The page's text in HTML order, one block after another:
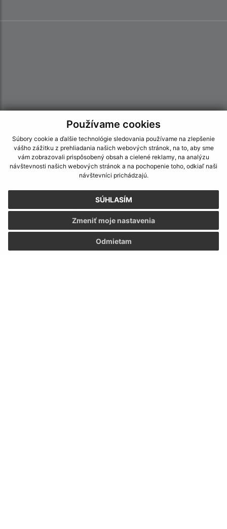
Používame cookies
Súbory cookie a ďalšie technológie sledovania používame na zlepšenie
vášho zážitku z prehliadania našich webových stránok, na to, aby sme
vám zobrazovali prispôsobený obsah a cielené reklamy, na analýzu
návštevnosti našich webových stránok a na pochopenie toho, odkiaľ naši
návštevníci prichádzajú.
SÚHLASÍM
Odmietam
Zmeniť moje nastavenia
Vyhlásenie o prístupnosti
Autorské práva
Ochrana osobných údajov